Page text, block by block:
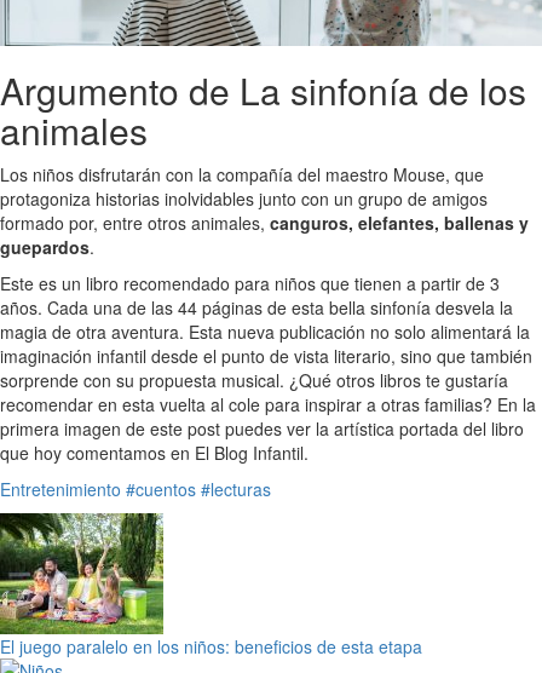
Argumento de La sinfonía de los
animales
Los niños disfrutarán con la compañía del maestro Mouse, que
protagoniza historias inolvidables junto con un grupo de amigos
formado por, entre otros animales, canguros, elefantes, ballenas y
guepardos.
Este es un libro recomendado para niños que tienen a partir de 3
años. Cada una de las 44 páginas de esta bella sinfonía desvela la
magia de otra aventura. Esta nueva publicación no solo alimentará la
imaginación infantil desde el punto de vista literario, sino que también
sorprende con su propuesta musical. ¿Qué otros libros te gustaría
recomendar en esta vuelta al cole para inspirar a otras familias? En la
primera imagen de este post puedes ver la artística portada del libro
que hoy comentamos en El Blog Infantil.
Entretenimiento #cuentos #lecturas
El juego paralelo en los niños: beneficios de esta etapa